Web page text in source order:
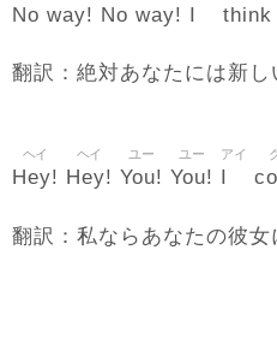
No way! No way! I think
翻訳：絶対あなたには新し
Hey!
ヘイ
Hey!
ヘイ
You!
ユー
You!
ユー アイ
翻訳：私ならあなたの彼女